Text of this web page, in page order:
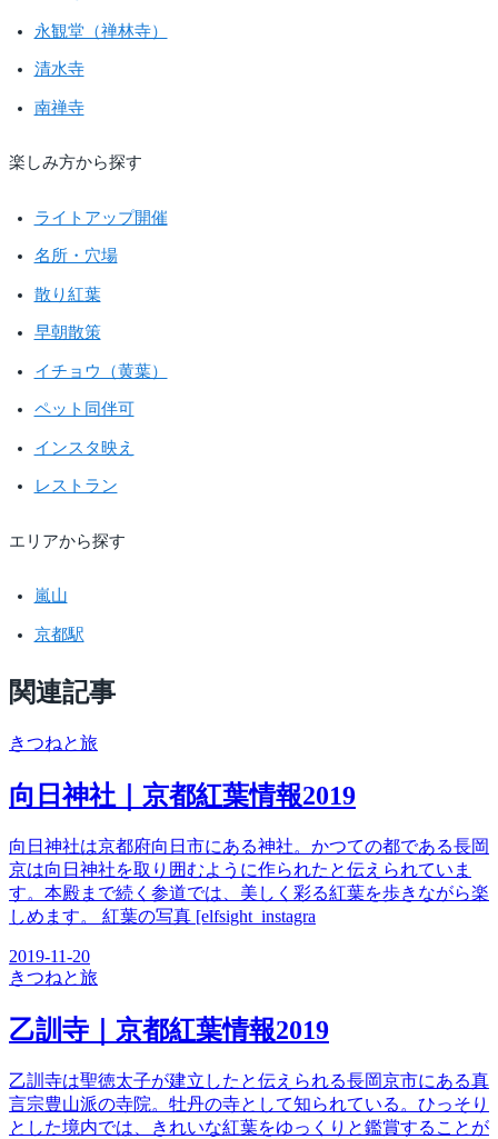
永観堂（禅林寺）
清水寺
南禅寺
楽しみ方から探す
ライトアップ開催
名所・穴場
散り紅葉
早朝散策
イチョウ（黄葉）
ペット同伴可
インスタ映え
レストラン
エリアから探す
嵐山
京都駅
関連記事
きつねと旅
向日神社｜京都紅葉情報2019
向日神社は京都府向日市にある神社。かつての都である長岡
京は向日神社を取り囲むように作られたと伝えられていま
す。本殿まで続く参道では、美しく彩る紅葉を歩きながら楽
しめます。 紅葉の写真 [elfsight_instagra
2019-11-20
きつねと旅
乙訓寺｜京都紅葉情報2019
乙訓寺は聖徳太子が建立したと伝えられる長岡京市にある真
言宗豊山派の寺院。牡丹の寺として知られている。ひっそり
とした境内では、きれいな紅葉をゆっくりと鑑賞することが